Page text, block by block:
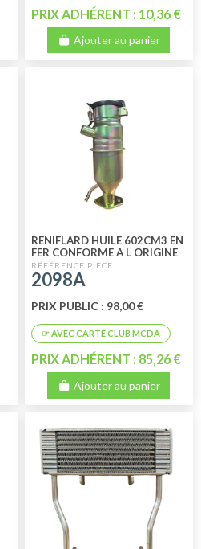
PRIX ADHÉRENT : 10,36 €
Ajouter au panier
RENIFLARD HUILE 602CM3 EN
FER CONFORME A L ORIGINE
SORTIE VERS LE HAUT
2098A
PRIX PUBLIC : 98,00 €
PRIX ADHÉRENT : 85,26 €
Ajouter au panier